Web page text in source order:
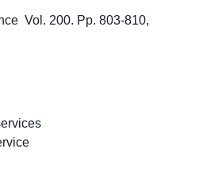
Vol. 200. Pp. 803-810,